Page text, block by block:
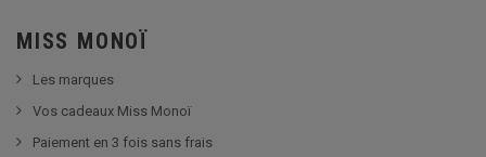
MISS MONOÏ
Les marques
Vos cadeaux Miss Monoï
Paiement en 3 fois sans frais